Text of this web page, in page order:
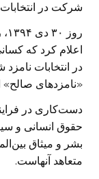
شرکت در
اعلام کرد که
در انتخابات
«نامزدهای
دست‌کاری در
حقوق انسانی و
بشر و میثاق
متعاهد آنهاست.